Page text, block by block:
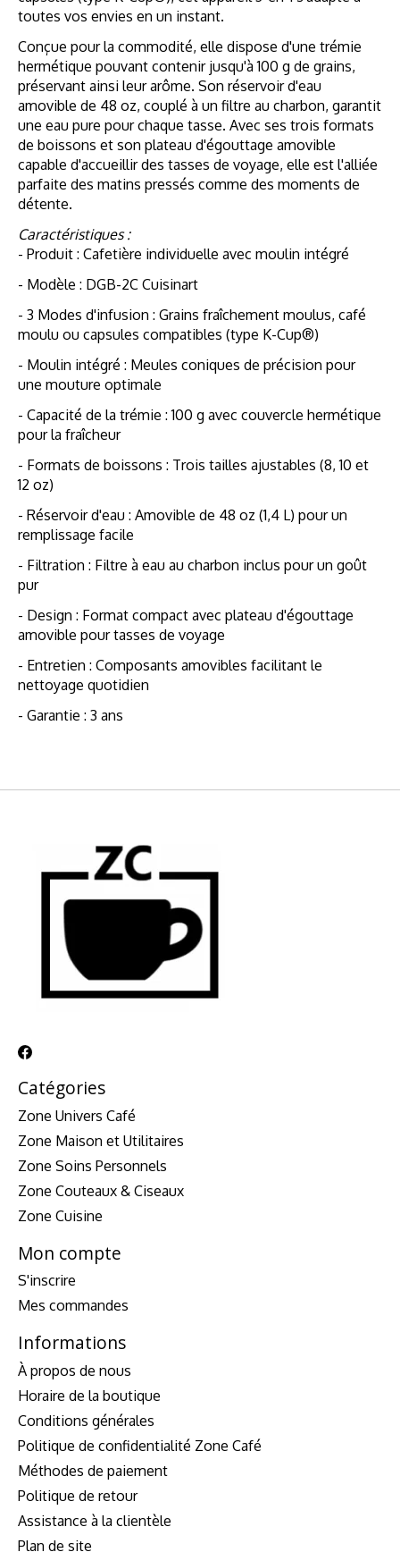
toutes vos envies en un instant.
Conçue pour la commodité, elle dispose d'une trémie
hermétique pouvant contenir jusqu'à 100 g de grains,
préservant ainsi leur arôme. Son réservoir d'eau
amovible de 48 oz, couplé à un filtre au charbon, garantit
une eau pure pour chaque tasse. Avec ses trois formats
de boissons et son plateau d'égouttage amovible
capable d'accueillir des tasses de voyage, elle est l'alliée
parfaite des matins pressés comme des moments de
détente.
Caractéristiques :
- Produit : Cafetière individuelle avec moulin intégré
- Modèle : DGB-2C Cuisinart
- 3 Modes d'infusion : Grains fraîchement moulus, café
moulu ou capsules compatibles (type K-Cup®)
- Moulin intégré : Meules coniques de précision pour
une mouture optimale
- Capacité de la trémie : 100 g avec couvercle hermétique
pour la fraîcheur
- Formats de boissons : Trois tailles ajustables (8, 10 et
12 oz)
- Réservoir d'eau : Amovible de 48 oz (1,4 L) pour un
remplissage facile
- Filtration : Filtre à eau au charbon inclus pour un goût
pur
- Design : Format compact avec plateau d'égouttage
amovible pour tasses de voyage
- Entretien : Composants amovibles facilitant le
nettoyage quotidien
- Garantie : 3 ans
Catégories
Zone Univers Café
Zone Maison et Utilitaires
Zone Soins Personnels
Zone Couteaux & Ciseaux
Zone Cuisine
Mon compte
S'inscrire
Mes commandes
Informations
À propos de nous
Horaire de la boutique
Conditions générales
Politique de confidentialité Zone Café
Méthodes de paiement
Politique de retour
Assistance à la clientèle
Plan de site